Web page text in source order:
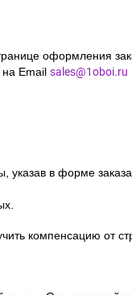
оформления
на Email sales@1oboi.ru
в форме заказа
компенсацию от